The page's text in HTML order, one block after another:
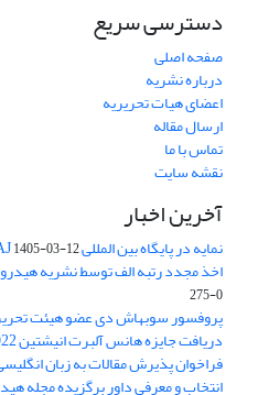
دسترسی سریع
صفحه اصلی
درباره نشریه
اعضای هیات تحریریه
ارسال مقاله
تماس با ما
نقشه سایت
آخرین اخبار
نمایه در پایگاه بین المللی DOAJ1405-03-12
اخذ مجدد رتبه الف توسط نشریه
0-275
پروفسور سوبهاش دی عضو هیئت
دریافت جایزه هانس آلبرت انیشتین 2022
فراخوان پذیرش مقالات به زبان
انتخاب و معرفی داور برگزیده مجله